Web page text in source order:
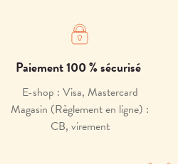
Paiement 100 % sécurisé
E-shop : Visa, Mastercard
Magasin (Règlement en ligne) :
CB, virement